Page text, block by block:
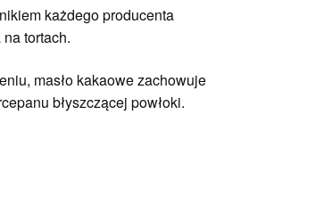
każdego producenta
tortach.
masło kakaowe zachowuje
błyszczącej powłoki.